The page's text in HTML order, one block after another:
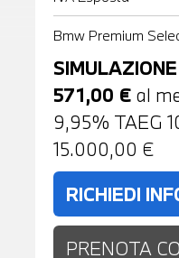
Bmw Premium
571,00 € al
9,95% TAEG
15.000,00 €
RICHIEDI
PRENOTA